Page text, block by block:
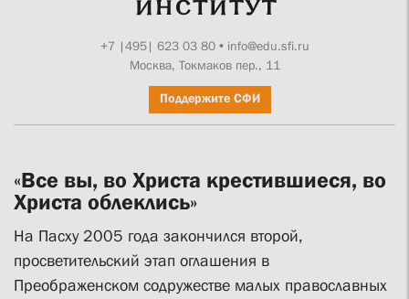
+7 |495| 623 03 80• info@edu.sfi.ru
Москва, Токмаков пер., 11
Поддержите СФИ
«Все вы, во Христа крестившиеся, во
Христа облеклись»
На Пасху 2005 года закончился второй,
просветительский этап оглашения в
Преображенском содружестве малых православных